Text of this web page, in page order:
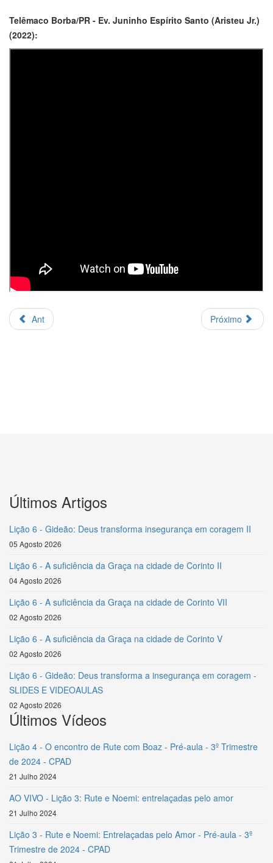
Telêmaco Borba/PR - Ev. Juninho Espírito Santo (Aristeu Jr.)
(2022):
Ant Próximo
Últimos Artigos
Lição 6 - Gideão: Deus transforma insegurança em coragem II
05 Agosto 2026
Lição 6 - A suficiência da Graça na cidade de Corinto II
04 Agosto 2026
Lição 6 - A suficiência da Graça na cidade de Corinto VII
02 Agosto 2026
Lição 6 - A suficiência da Graça na cidade de Corinto V
02 Agosto 2026
Lição 6 - Gideão: Deus transforma a insegurança em coragem -
SLIDES E VIDEOAULAS
02 Agosto 2026
Últimos Vídeos
Lição 4 - O encontro de Rute com Boaz - Pré-aula - 3º Trimestre
de 2024 - CPAD
21 Julho 2024
AO VIVO - Lição 3: Rute e Noemi: entrelaçadas pelo amor
21 Julho 2024
Lição 3 - Rute e Noemi: Entrelaçadas pelo Amor - Pré-aula - 3º
Trimestre de 2024 - CPAD